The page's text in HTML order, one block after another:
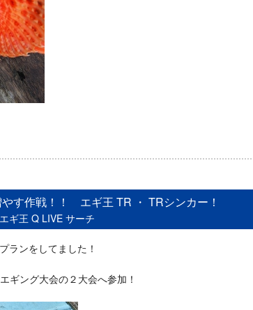
す作戦！！ エギ王 TR ・ TRシンカー！
エギ王 Q LIVE サーチ
ランをしてました！
ギング大会の２大会へ参加！